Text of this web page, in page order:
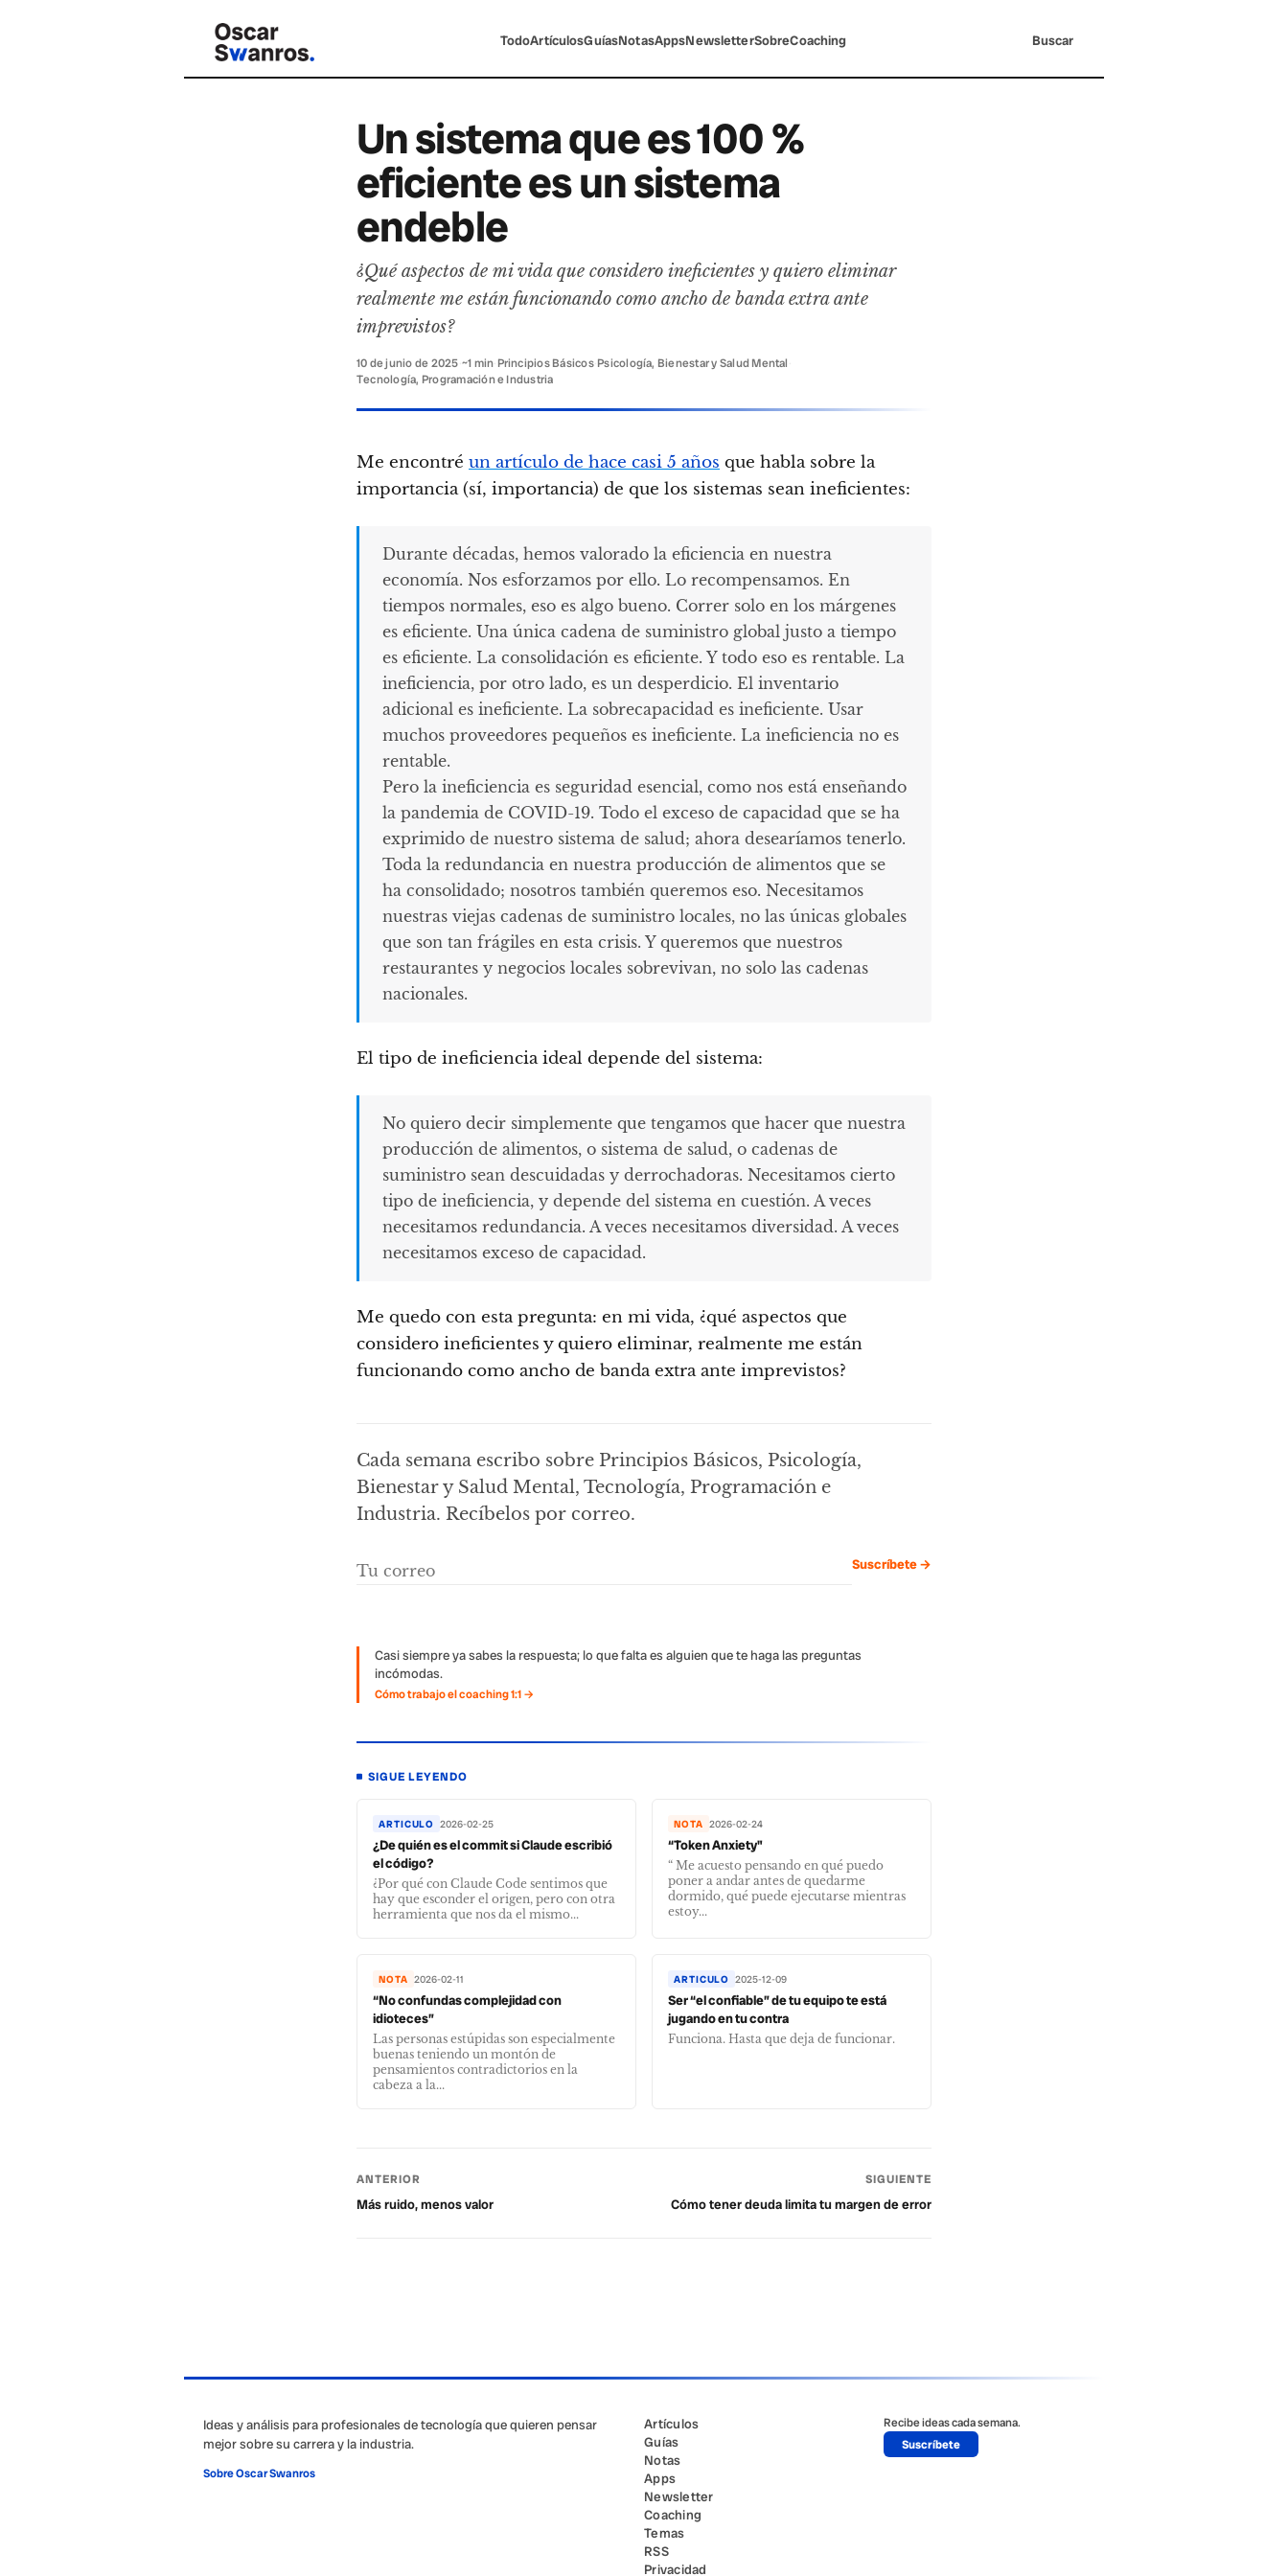
TodoArtículosGuíasNotasAppsNewsletterSobreCoaching Buscar
Un sistema que es 100 %
eficiente es un sistema
endeble
¿Qué aspectos de mi vida que considero ineficientes y quiero eliminar
realmente me están funcionando como ancho de banda extra ante
imprevistos?
10 de junio de 2025 ~1 min Principios Básicos· Psicología, Bienestar y Salud Mental
Tecnología, Programación e Industria
Me encontré un artículo de hace casi 5 años que habla sobre la
importancia (sí, importancia) de que los sistemas sean ineficientes:
Durante décadas, hemos valorado la eficiencia en nuestra
economía. Nos esforzamos por ello. Lo recompensamos. En
tiempos normales, eso es algo bueno. Correr solo en los márgenes
es eficiente. Una única cadena de suministro global justo a tiempo
es eficiente. La consolidación es eficiente. Y todo eso es rentable. La
ineficiencia, por otro lado, es un desperdicio. El inventario
adicional es ineficiente. La sobrecapacidad es ineficiente. Usar
muchos proveedores pequeños es ineficiente. La ineficiencia no es
rentable.
Pero la ineficiencia es seguridad esencial, como nos está enseñando
la pandemia de COVID-19. Todo el exceso de capacidad que se ha
exprimido de nuestro sistema de salud; ahora desearíamos tenerlo.
Toda la redundancia en nuestra producción de alimentos que se
ha consolidado; nosotros también queremos eso. Necesitamos
nuestras viejas cadenas de suministro locales, no las únicas globales
que son tan frágiles en esta crisis. Y queremos que nuestros
restaurantes y negocios locales sobrevivan, no solo las cadenas
nacionales.
El tipo de ineficiencia ideal depende del sistema:
No quiero decir simplemente que tengamos que hacer que nuestra
producción de alimentos, o sistema de salud, o cadenas de
suministro sean descuidadas y derrochadoras. Necesitamos cierto
tipo de ineficiencia, y depende del sistema en cuestión. A veces
necesitamos redundancia. A veces necesitamos diversidad. A veces
necesitamos exceso de capacidad.
Me quedo con esta pregunta: en mi vida, ¿qué aspectos que
considero ineficientes y quiero eliminar, realmente me están
funcionando como ancho de banda extra ante imprevistos?
Cada semana escribo sobre Principios Básicos, Psicología,
Bienestar y Salud Mental, Tecnología, Programación e
Industria. Recíbelos por correo.
Suscríbete →
Casi siempre ya sabes la respuesta; lo que falta es alguien que te haga las preguntas
incómodas.
Cómo trabajo el coaching 1:1 →
SIGUE LEYENDO
ARTICULO 2026-02-25
¿De quién es el commit si Claude escribió
el código?
¿Por qué con Claude Code sentimos que
hay que esconder el origen, pero con otra
herramienta que nos da el mismo...
NOTA 2026-02-24
“Token Anxiety"
“ Me acuesto pensando en qué puedo
poner a andar antes de quedarme
dormido, qué puede ejecutarse mientras
estoy...
NOTA 2026-02-11
“No confundas complejidad con
idioteces”
Las personas estúpidas son especialmente
buenas teniendo un montón de
pensamientos contradictorios en la
cabeza a la...
ARTICULO 2025-12-09
Ser “el confiable” de tu equipo te está
jugando en tu contra
Funciona. Hasta que deja de funcionar.
ANTERIOR
Más ruido, menos valor
SIGUIENTE
Cómo tener deuda limita tu margen de error
Ideas y análisis para profesionales de tecnología que quieren pensar
mejor sobre su carrera y la industria.
Sobre Oscar Swanros
Artículos
Guías
Notas
Apps
Newsletter
Coaching
Temas
RSS
Privacidad
Recibe ideas cada semana.
Suscríbete